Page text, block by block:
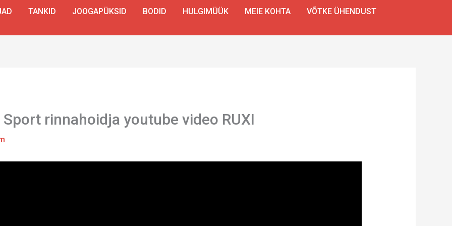
TANKID JOOGAPÜKSID BODID HULGIMÜÜK MEIE KOHTA
VÕTKE ÜHENDUST
rinnahoidja youtube video RUXI